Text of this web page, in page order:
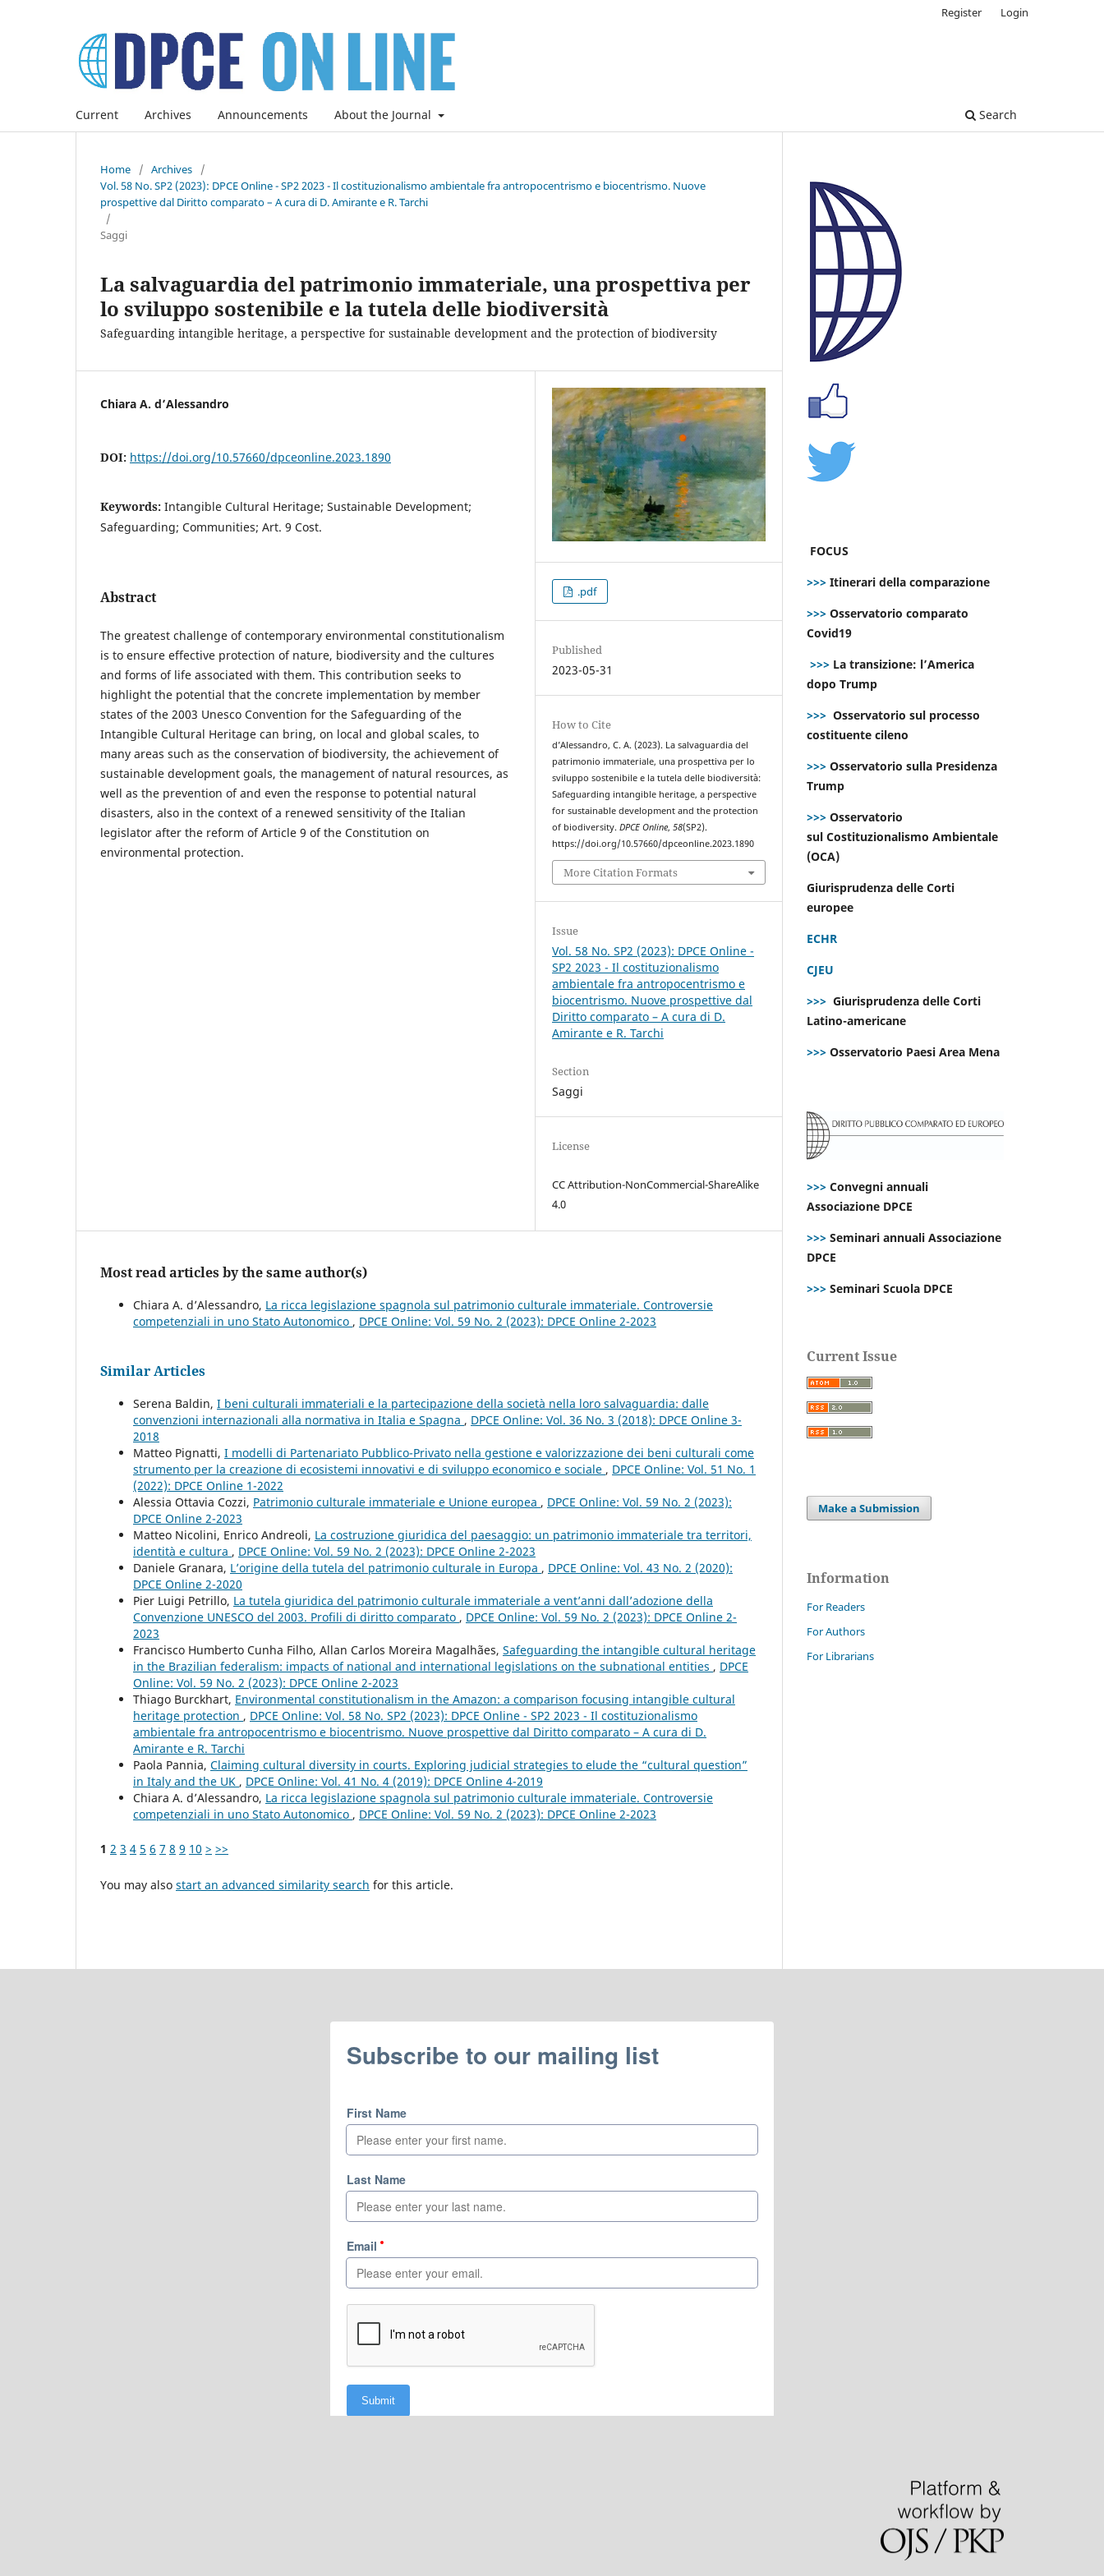
Current Archives Announcements About the Journal Search
Register Login
Home / Archives
/
Vol. 58 No. SP2 (2023): DPCE Online - SP2 2023 - Il costituzionalismo ambientale fra antropocentrismo e biocentrismo. Nuove
prospettive dal Diritto comparato – A cura di D. Amirante e R. Tarchi
/
Saggi
La salvaguardia del patrimonio immateriale, una prospettiva per
lo sviluppo sostenibile e la tutela delle biodiversità
Safeguarding intangible heritage, a perspective for sustainable development and the protection of biodiversity
Chiara A. d’Alessandro
DOI: https://doi.org/10.57660/dpceonline.2023.1890
Keywords: Intangible Cultural Heritage; Sustainable Development;
Safeguarding; Communities; Art. 9 Cost.
Abstract
The greatest challenge of contemporary environmental constitutionalism
is to ensure effective protection of nature, biodiversity and the cultures
and forms of life associated with them. This contribution seeks to
highlight the potential that the concrete implementation by member
states of the 2003 Unesco Convention for the Safeguarding of the
Intangible Cultural Heritage can bring, on local and global scales, to
many areas such as the conservation of biodiversity, the achievement of
sustainable development goals, the management of natural resources, as
well as the prevention of and even the response to potential natural
disasters, also in the context of a renewed sensitivity of the Italian
legislator after the reform of Article 9 of the Constitution on
environmental protection.
.pdf
Published
2023-05-31
How to Cite
d’Alessandro, C. A. (2023). La salvaguardia del
patrimonio immateriale, una prospettiva per lo
sviluppo sostenibile e la tutela delle biodiversità:
Safeguarding intangible heritage, a perspective
for sustainable development and the protection
of biodiversity.DPCE Online,58(SP2).
https://doi.org/10.57660/dpceonline.2023.1890
More Citation Formats
Issue
Vol. 58 No. SP2 (2023): DPCE Online -
SP2 2023 - Il costituzionalismo
ambientale fra antropocentrismo e
biocentrismo. Nuove prospettive dal
Diritto comparato – A cura di D.
Amirante e R. Tarchi
Section
Saggi
License
CC Attribution-NonCommercial-ShareAlike
4.0
Most read articles by the same author(s)
Chiara A. d’Alessandro, La ricca legislazione spagnola sul patrimonio culturale immateriale. Controversie
competenziali in uno Stato Autonomico , DPCE Online: Vol. 59 No. 2 (2023): DPCE Online 2-2023
Similar Articles
Serena Baldin, I beni culturali immateriali e la partecipazione della società nella loro salvaguardia: dalle
convenzioni internazionali alla normativa in Italia e Spagna , DPCE Online: Vol. 36 No. 3 (2018): DPCE Online 3-
2018
Matteo Pignatti, I modelli di Partenariato Pubblico-Privato nella gestione e valorizzazione dei beni culturali come
strumento per la creazione di ecosistemi innovativi e di sviluppo economico e sociale , DPCE Online: Vol. 51 No. 1
(2022): DPCE Online 1-2022
Alessia Ottavia Cozzi, Patrimonio culturale immateriale e Unione europea , DPCE Online: Vol. 59 No. 2 (2023):
DPCE Online 2-2023
Matteo Nicolini, Enrico Andreoli, La costruzione giuridica del paesaggio: un patrimonio immateriale tra territori,
identità e cultura , DPCE Online: Vol. 59 No. 2 (2023): DPCE Online 2-2023
Daniele Granara, L’origine della tutela del patrimonio culturale in Europa , DPCE Online: Vol. 43 No. 2 (2020):
DPCE Online 2-2020
Pier Luigi Petrillo, La tutela giuridica del patrimonio culturale immateriale a vent’anni dall’adozione della
Convenzione UNESCO del 2003. Profili di diritto comparato , DPCE Online: Vol. 59 No. 2 (2023): DPCE Online 2-
2023
Francisco Humberto Cunha Filho, Allan Carlos Moreira Magalhães, Safeguarding the intangible cultural heritage
in the Brazilian federalism: impacts of national and international legislations on the subnational entities , DPCE
Online: Vol. 59 No. 2 (2023): DPCE Online 2-2023
Thiago Burckhart, Environmental constitutionalism in the Amazon: a comparison focusing intangible cultural
heritage protection , DPCE Online: Vol. 58 No. SP2 (2023): DPCE Online - SP2 2023 - Il costituzionalismo
ambientale fra antropocentrismo e biocentrismo. Nuove prospettive dal Diritto comparato – A cura di D.
Amirante e R. Tarchi
Paola Pannia, Claiming cultural diversity in courts. Exploring judicial strategies to elude the “cultural question”
in Italy and the UK , DPCE Online: Vol. 41 No. 4 (2019): DPCE Online 4-2019
Chiara A. d’Alessandro, La ricca legislazione spagnola sul patrimonio culturale immateriale. Controversie
competenziali in uno Stato Autonomico , DPCE Online: Vol. 59 No. 2 (2023): DPCE Online 2-2023
1 2 3 4 5 6 7 8 9 10 > >>
You may also start an advanced similarity search for this article.
FOCUS
>>> Itinerari della comparazione
>>> Osservatorio comparato
Covid19
>>> La transizione: l’America
dopo Trump
>>> Osservatorio sul processo
costituente cileno
>>> Osservatorio sulla Presidenza
Trump
>>> Osservatorio
sul Costituzionalismo Ambientale
(OCA)
Giurisprudenza delle Corti
europee
ECHR
CJEU
>>> Giurisprudenza delle Corti
Latino-americane
>>> Osservatorio Paesi Area Mena
>>> Convegni annuali
Associazione DPCE
>>> Seminari annuali Associazione
DPCE
>>> Seminari Scuola DPCE
Current Issue
Make a Submission
Information
For Readers
For Authors
For Librarians